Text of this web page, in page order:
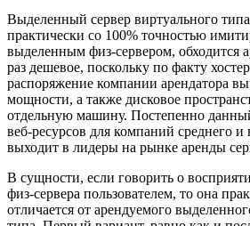
Выделенный сервер виртуального
практически со 100% точностью
выделенным физ-сервером, обходится
раз дешевое, поскольку по факту
распоряжение компании арендатора
мощности, а также дисковое
отдельную машину. Постепенно
веб-ресурсов для компаний среднего
выходит в лидеры на рынке аренды
В сущности, если говорить о
физ-сервера пользователем, то она
отличается от арендуемого